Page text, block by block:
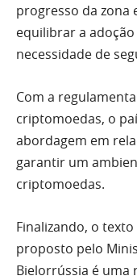
progresso da zona
equilibrar a
necessidade de
Com a
criptomoedas, o
abordagem em
garantir um
criptomoedas.
Finalizando, o
proposto pelo
Bielorrússia é uma